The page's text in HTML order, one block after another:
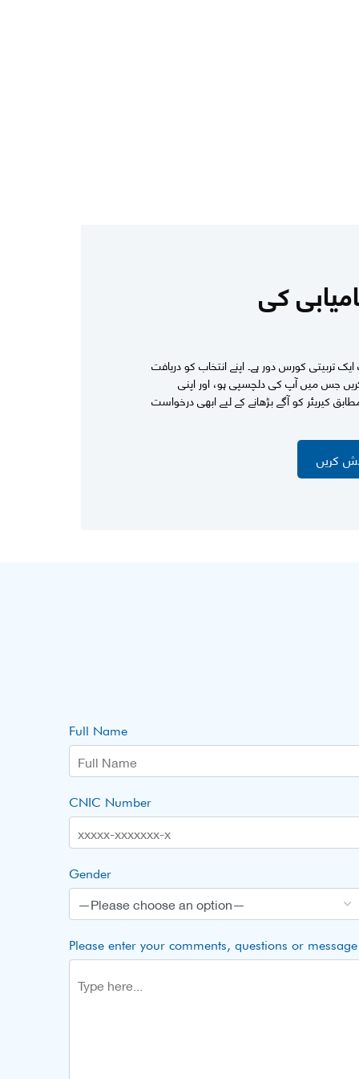
کی
تربیتی کورس دور ہے۔ اپنے انتخاب کو دریافت
جس میں آپ کی دلچسپی ہو، اور اپنی
کیریئر کو آگے بڑھانے کے لیے ابھی درخواست
کریں
Full Name
CNIC Number
Gender
Please enter your comments, questions or message